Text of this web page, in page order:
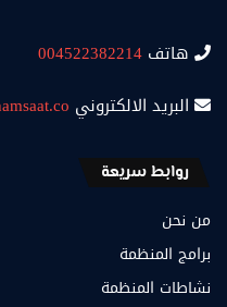
هاتف 004522382214
البريد الالكتروني
روابط سريعة
من نحن
برامج المنظمة
نشاطات المنظمة